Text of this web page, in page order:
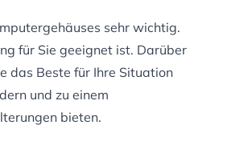
sehr wichtig.
für Sie geeignet ist. Darüber
das Beste für Ihre Situation
und zu einem
bieten.